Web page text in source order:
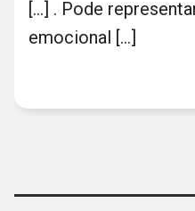
[...] . Pode
emocional [...]